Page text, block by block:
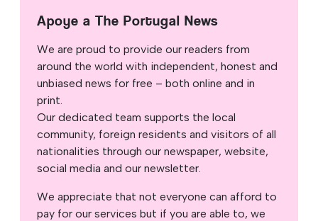
Apoye a The Portugal News
We are proud to provide our readers from
around the world with independent, honest and
unbiased news for free – both online and in
print.
Our dedicated team supports the local
community, foreign residents and visitors of all
nationalities through our newspaper, website,
social media and our newsletter.
We appreciate that not everyone can afford to
pay for our services but if you are able to, we